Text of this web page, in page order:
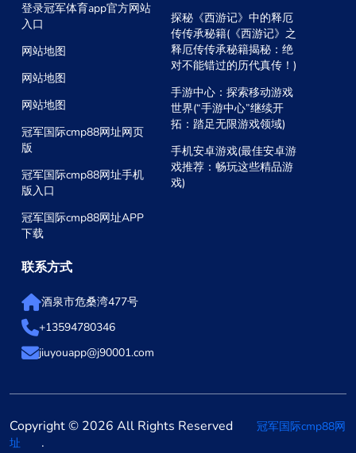
登录冠军体育app官方网站
入口
网站地图
网站地图
网站地图
冠军国际cmp88网址网页
版
冠军国际cmp88网址手机
版入口
冠军国际cmp88网址APP
下载
探秘《西游记》中的释厄
传传承秘籍(《西游记》之
释厄传传承秘籍揭秘：绝
对不能错过的历代真传！)
手游中心：探索移动游戏
世界(“手游中心”继续开
拓：踏足无限游戏领域)
手机安卓游戏(最佳安卓游
戏推荐：畅玩这些精品游
戏)
联系方式
酒泉市危桑湾477号
+13594780346
jiuyouapp@j90001.com
Copyright © 2026 All Rights Reserved
冠军国际cmp88网
址
.